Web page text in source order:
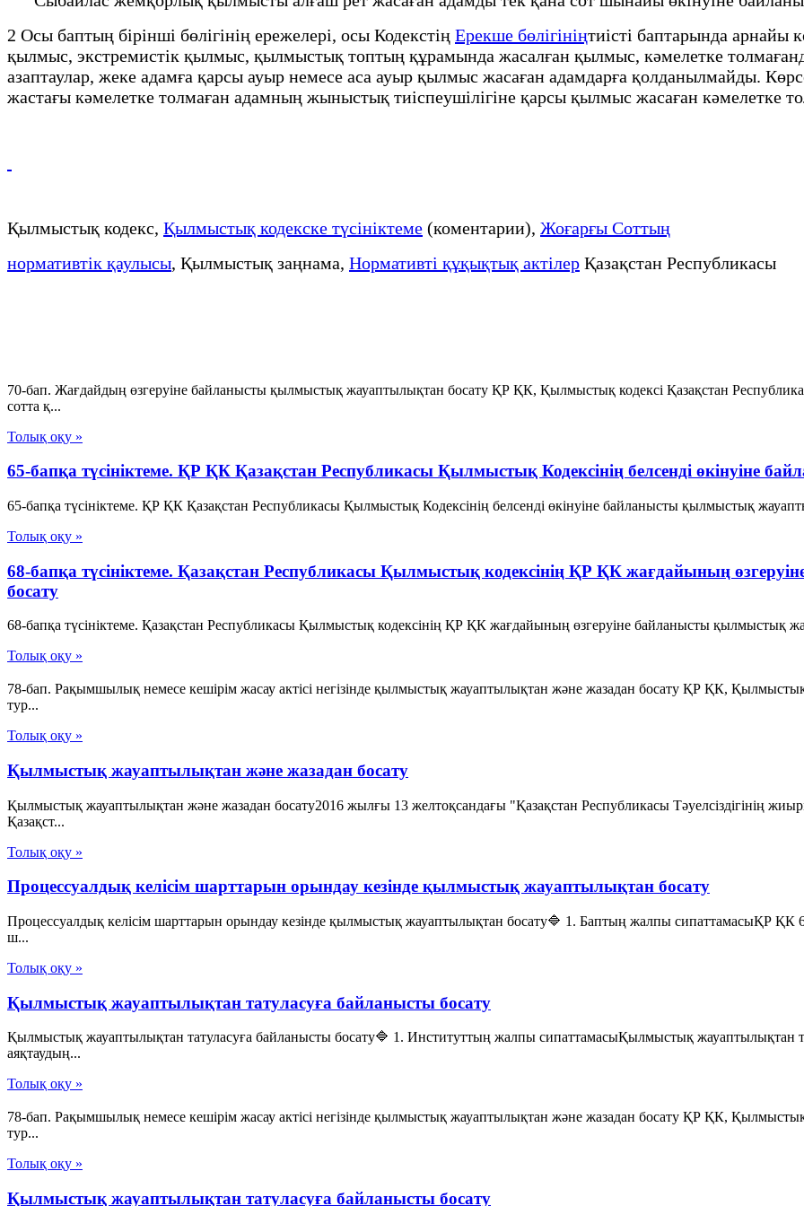
2 Осы баптың бірінші бөлігінің ережелері, осы Кодекстің Ерекше бөлігініңтиісті баптарында арнайы
қылмыс, экстремистік қылмыс, қылмыстық топтың құрамында жасалған қылмыс, кәмелетке
азаптаулар, жеке адамға қарсы ауыр немесе аса ауыр қылмыс жасаған адамдарға қолданылмайды.
жастағы кәмелетке толмаған адамның жыныстық тиіспеушілігіне қарсы қылмыс жасаған кәмелетке
Қылмыстық кодекс, Қылмыстық кодекске түсініктеме (коментарии), Жоғарғы Соттың
нормативтік қаулысы, Қылмыстық заңнама, Нормативті құқықтық актілер Қазақстан Республикасы
70-бап. Жағдайдың өзгеруiне байланысты қылмыстық жауаптылықтан босату ҚР ҚК, Қылмыстық кодексi Қазақстан
сотта қ...
Толық оқу »
65-бапқа түсініктеме. ҚР ҚК Қазақстан Республикасы Қылмыстық Кодексінің белсенді өкінуіне
65-бапқа түсініктеме. ҚР ҚК Қазақстан Республикасы Қылмыстық Кодексінің белсенді өкінуіне байланысты қылмыстық
Толық оқу »
68-бапқа түсініктеме. Қазақстан Республикасы Қылмыстық кодексінің ҚР ҚК жағдайының
босату
68-бапқа түсініктеме. Қазақстан Республикасы Қылмыстық кодексінің ҚР ҚК жағдайының өзгеруіне байланысты қылмыстық
Толық оқу »
78-бап. Рақымшылық немесе кешiрiм жасау актiсi негiзiнде қылмыстық жауаптылықтан және жазадан босату ҚР ҚК,
тур...
Толық оқу »
Қылмыстық жауаптылықтан және жазадан босату
Қылмыстық жауаптылықтан және жазадан босату2016 жылғы 13 желтоқсандағы "Қазақстан Республикасы Тәуелсіздігінің
Қазақст...
Толық оқу »
Процессуалдық келісім шарттарын орындау кезінде қылмыстық жауаптылықтан босату
Процессуалдық келісім шарттарын орындау кезінде қылмыстық жауаптылықтан босату🔷 1. Баптың жалпы сипаттамасыҚР ҚК
ш...
Толық оқу »
Қылмыстық жауаптылықтан татуласуға байланысты босату
Қылмыстық жауаптылықтан татуласуға байланысты босату🔷 1. Институттың жалпы сипаттамасыҚылмыстық жауаптылықтан
аяқтаудың...
Толық оқу »
78-бап. Рақымшылық немесе кешiрiм жасау актiсi негiзiнде қылмыстық жауаптылықтан және жазадан босату ҚР ҚК,
тур...
Толық оқу »
Қылмыстық жауаптылықтан татуласуға байланысты босату